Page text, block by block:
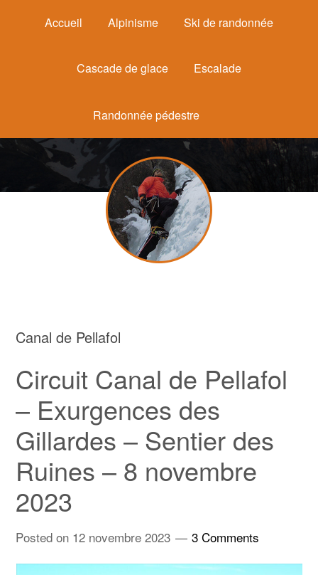
Accueil Alpinisme Ski de randonnée
Cascade de glace Escalade
Randonnée pédestre
Canal de Pellafol
Circuit Canal de Pellafol
– Exurgences des
Gillardes – Sentier des
Ruines – 8 novembre
2023
Posted on 12 novembre 2023 3 Comments